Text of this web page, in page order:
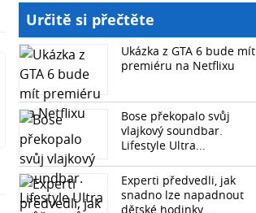
Určitě si přečtěte
Ukázka z GTA 6 bude mít
premiéru na Netflixu
Bose překopalo svůj
vlajkový soundbar.
Lifestyle Ultra...
Experti předvedli, jak
snadno lze napadnout
dětské hodinky....